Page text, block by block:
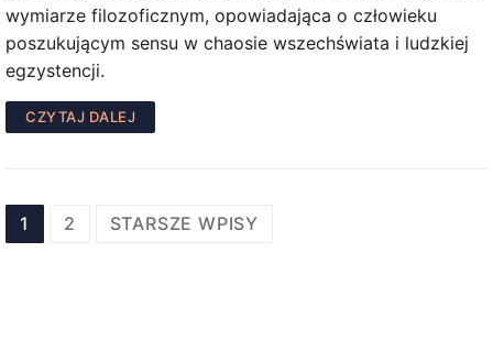
wymiarze filozoficznym, opowiadająca o człowieku
poszukującym sensu w chaosie wszechświata i ludzkiej
egzystencji.
CZYTAJ DALEJ
Stronicowanie
wpisów
1 2 STARSZE WPISY